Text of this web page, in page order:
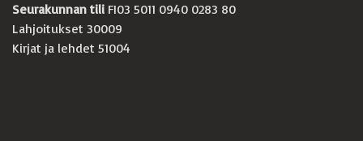
Seurakunnan tili FI03 5011 0940 0283 80
Lahjoitukset 30009
Kirjat ja lehdet 51004